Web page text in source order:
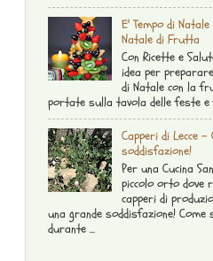
E' Tempo di
Natale di Frutta
Con Ricette e
idea per
di Natale con la
portate sulla tavola delle feste e
Capperi di Lecce -
soddisfazione!
Per una Cucina
piccolo orto dove
capperi di
una grande soddisfazione! Come
durante ...